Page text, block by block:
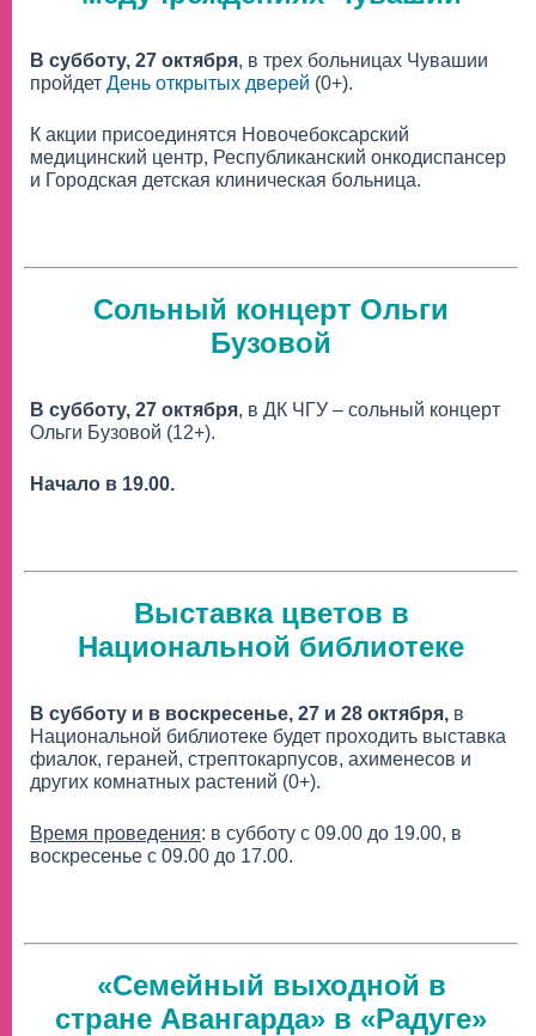
В субботу, 27 октября, в трех больницах Чувашии
пройдет День открытых дверей (0+).
К акции присоединятся Новочебоксарский
медицинский центр, Республиканский онкодиспансер
и Городская детская клиническая больница.
Сольный концерт Ольги
Бузовой
В субботу, 27 октября, в ДК ЧГУ – сольный концерт
Ольги Бузовой (12+).
Начало в 19.00.
Выставка цветов в
Национальной библиотеке
В субботу и в воскресенье, 27 и 28 октября, в
Национальной библиотеке будет проходить выставка
фиалок, гераней, стрептокарпусов, ахименесов и
других комнатных растений (0+).
Время проведения: в субботу с 09.00 до 19.00, в
воскресенье с 09.00 до 17.00.
«Семейный выходной в
стране Авангарда» в «Радуге»